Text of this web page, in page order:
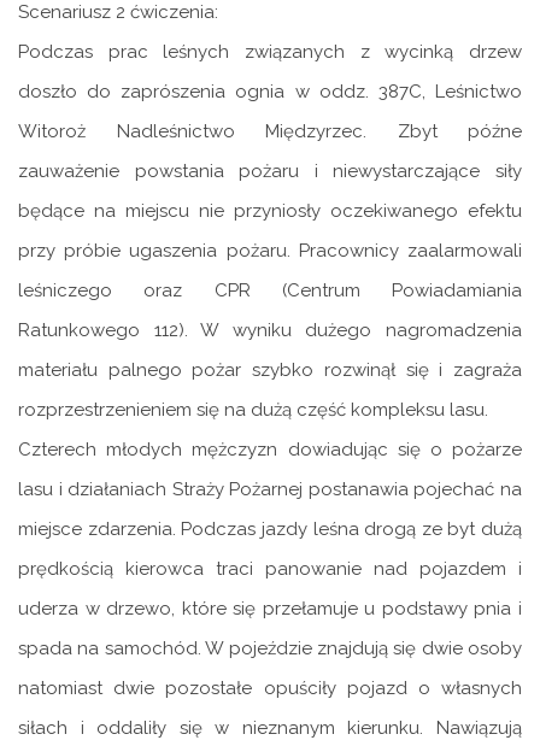
Scenariusz 2 ćwiczenia:
Podczas prac leśnych związanych z wycinką drzew
doszło do zaprószenia ognia w oddz. 387C, Leśnictwo
Witoroż Nadleśnictwo Międzyrzec. Zbyt późne
zauważenie powstania pożaru i niewystarczające siły
będące na miejscu nie przyniosły oczekiwanego efektu
przy próbie ugaszenia pożaru. Pracownicy zaalarmowali
leśniczego oraz CPR (Centrum Powiadamiania
Ratunkowego 112). W wyniku dużego nagromadzenia
materiału palnego pożar szybko rozwinął się i zagraża
rozprzestrzenieniem się na dużą część kompleksu lasu.
Czterech młodych mężczyzn dowiadując się o pożarze
lasu i działaniach Straży Pożarnej postanawia pojechać na
miejsce zdarzenia. Podczas jazdy leśna drogą ze byt dużą
prędkością kierowca traci panowanie nad pojazdem i
uderza w drzewo, które się przełamuje u podstawy pnia i
spada na samochód. W pojeździe znajdują się dwie osoby
natomiast dwie pozostałe opuściły pojazd o własnych
siłach i oddaliły się w nieznanym kierunku. Nawiązują